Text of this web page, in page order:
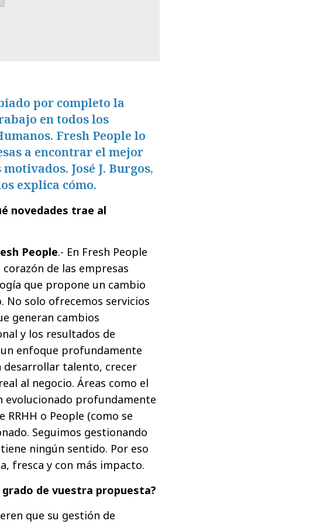
por completo la
en todos los
Fresh People lo
a encontrar el mejor
José J. Burgos,
explica cómo.
novedades trae al
People.- En Fresh People
de las empresas
que propone un cambio
No solo ofrecemos servicios
generan cambios
y los resultados de
enfoque profundamente
desarrollar talento, crecer
al negocio. Áreas como el
evolucionado profundamente
RRHH o People (como se
Seguimos gestionando
ningún sentido. Por eso
fresca y con más impacto.
grado de vuestra propuesta?
que su gestión de